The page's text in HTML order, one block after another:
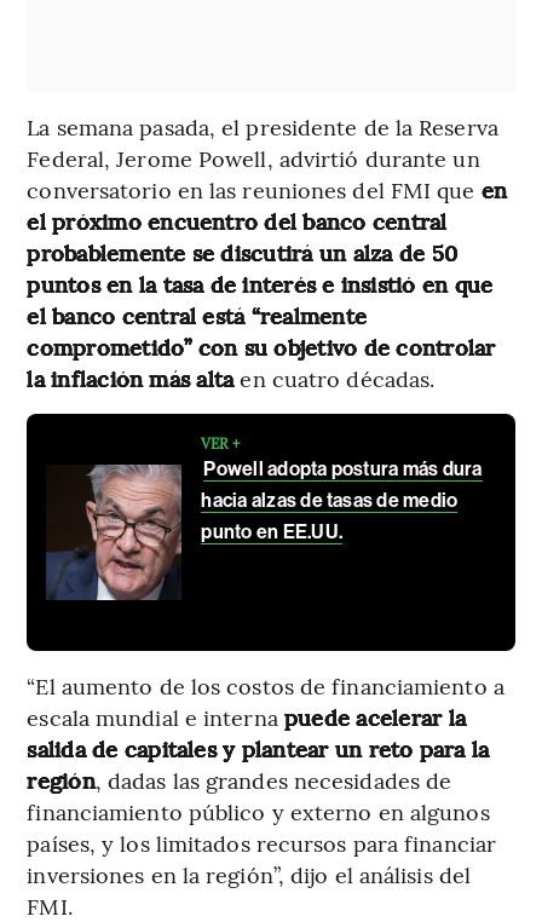
La semana pasada, el presidente de la Reserva
Federal, Jerome Powell, advirtió durante un
conversatorio en las reuniones del FMI que en
el próximo encuentro del banco central
probablemente se discutirá un alza de 50
puntos en la tasa de interés e insistió en que
el banco central está “realmente
comprometido” con su objetivo de controlar
la inflación más altaen cuatro décadas.
VER +
Powell adopta postura más dura
hacia alzas de tasas de medio
punto en EE.UU.
“El aumento de los costos de financiamiento a
escala mundial e interna puede acelerar la
salida de capitales y plantear un reto para la
región, dadas las grandes necesidades de
financiamiento público y externo en algunos
países, y los limitados recursos para financiar
inversiones en la región”, dijo el análisis del
FMI.